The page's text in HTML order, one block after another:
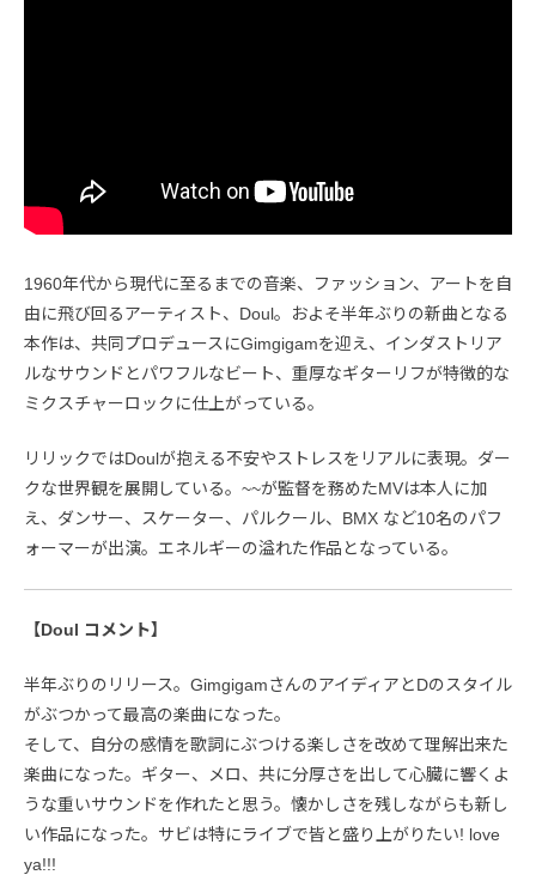
1960年代から現代に至るまでの音楽、ファッション、アートを自
由に飛び回るアーティスト、Doul。およそ半年ぶりの新曲となる
本作は、共同プロデュースにGimgigamを迎え、インダストリア
ルなサウンドとパワフルなビート、重厚なギターリフが特徴的な
ミクスチャーロックに仕上がっている。
リリックではDoulが抱える不安やストレスをリアルに表現。ダー
クな世界観を展開している。~~が監督を務めたMVは本人に加
え、ダンサー、スケーター、パルクール、BMX など10名のパフ
ォーマーが出演。エネルギーの溢れた作品となっている。
【Doul コメント】
半年ぶりのリリース。GimgigamさんのアイディアとDのスタイル
がぶつかって最高の楽曲になった。
そして、自分の感情を歌詞にぶつける楽しさを改めて理解出来た
楽曲になった。ギター、メロ、共に分厚さを出して心臓に響くよ
うな重いサウンドを作れたと思う。懐かしさを残しながらも新し
い作品になった。サビは特にライブで皆と盛り上がりたい! love
ya!!!